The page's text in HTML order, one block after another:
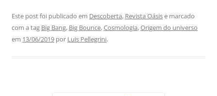
c
e
at
s
k
e
e
gr
ai
l
ar
e
Este post foi publicado em Descoberta, Revista Oásise marcado
com a tag Big Bang, Big Bounce,Cosmologia,Origem do universo
em 13/06/2019 por Luis Pellegrini.